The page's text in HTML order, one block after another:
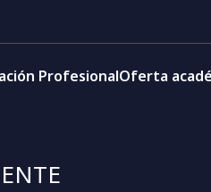
ProfesionalOferta